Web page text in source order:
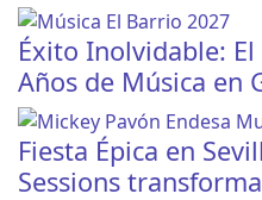
Éxito Inolvidable:
Años de Música en
Fiesta Épica en
Sessions